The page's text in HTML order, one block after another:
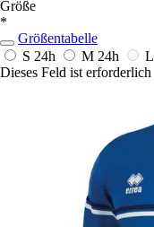
Größe
*
Größentabelle
S 24h M 24h L
Dieses Feld ist erforderlich